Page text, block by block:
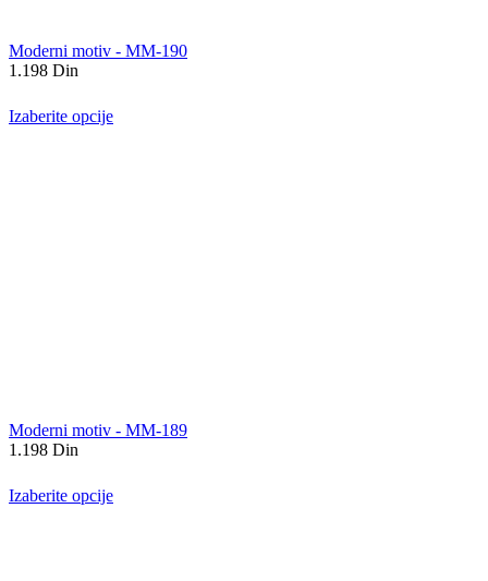
Moderni motiv - MM-190
1.198 Din
Izaberite opcije
Moderni motiv - MM-189
1.198 Din
Izaberite opcije